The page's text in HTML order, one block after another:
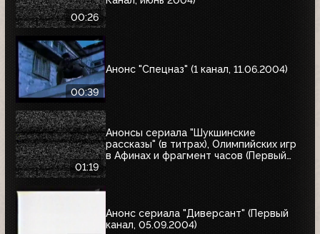
00:26
00:39
Анонс "Спецназ" (1 канал, 11.06.2004)
01:19
Анонсы сериала "Шукшинские
рассказы" (в титрах), Олимпийских игр
в Афинах и фрагмент часов (Первый
Анонс сериала "Диверсант" (Первый
канал, 05.09.2004)